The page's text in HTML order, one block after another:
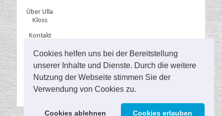
Cookies helfen uns bei der Bereitstellung
unserer Inhalte und Dienste. Durch die weitere
Nutzung der Webseite stimmen Sie der
Verwendung von Cookies zu.
Cookies ablehnen Cookies erlauben
Über Ulla
Kloss
Kontakt
Material
Impressu
m
Datenschu